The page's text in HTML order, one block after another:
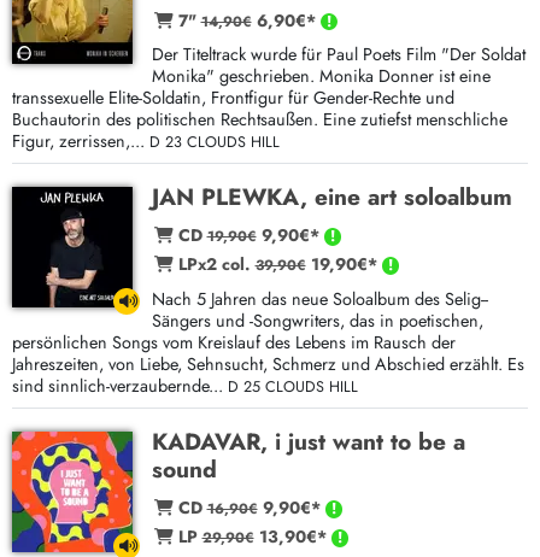
7"14,90€6,90€*
Der Titeltrack wurde für Paul Poets Film "Der Soldat
Monika" geschrieben. Monika Donner ist eine
transsexuelle Elite-Soldatin, Frontfigur für Gender-Rechte und
Buchautorin des politischen Rechtsaußen. Eine zutiefst menschliche
Figur, zerrissen,... D 23 CLOUDS HILL
JAN PLEWKA, eine art soloalbum
CD19,90€9,90€*
LPx2 col.39,90€19,90€*
Nach 5 Jahren das neue Soloalbum des Selig--
Sängers und -Songwriters, das in poetischen,
persönlichen Songs vom Kreislauf des Lebens im Rausch der
Jahreszeiten, von Liebe, Sehnsucht, Schmerz und Abschied erzählt. Es
sind sinnlich-verzaubernde... D 25 CLOUDS HILL
KADAVAR, i just want to be a
sound
CD16,90€9,90€*
LP29,90€13,90€*